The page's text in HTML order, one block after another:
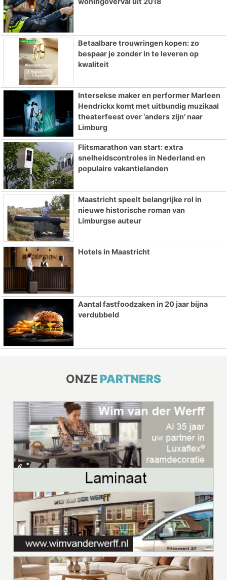
Betaalbare trouwringen kopen: zo
bespaar je zonder in te leveren op
kwaliteit
Intersekse maker en performer Marleen
Hendrickx komt met uitbundig muzikaal
theaterfeest over ‘anders zijn’ naar
Limburg
Flitsmarathon van start: extra
snelheidscontroles in Nederland en
populaire vakantielanden
Maastricht speelt belangrijke rol in
nieuwe historische roman van
Limburgse auteur
Hotels in Maastricht
Aantal fastfoodzaken in 20 jaar bijna
verdubbeld
ONZE PARTNERS